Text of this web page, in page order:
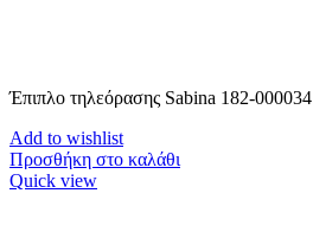
Έπιπλο τηλεόρασης Sabina 182-000034
Add to wishlist
Προσθήκη στο καλάθι
Quick view